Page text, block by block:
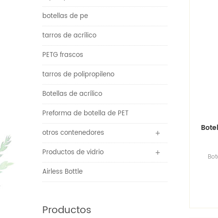
botellas de pe
tarros de acrílico
PETG frascos
tarros de polipropileno
Botellas de acrílico
Preforma de botella de PET
otros contenedores
Productos de vidrio
Airless Bottle
Productos